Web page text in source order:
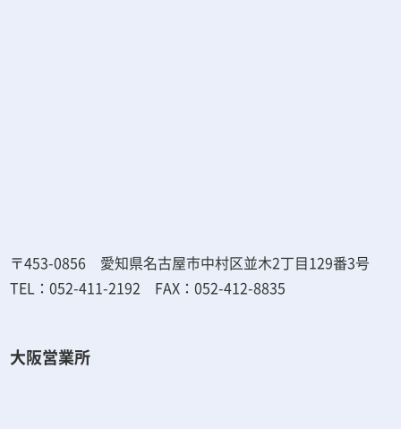
〒453-0856 愛知県名古屋市中村区並木2丁目129番3号
TEL：052-411-2192 FAX：052-412-8835
大阪営業所